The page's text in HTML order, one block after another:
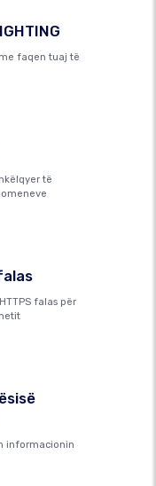
faqen tuaj të
të
falas për
informacionin